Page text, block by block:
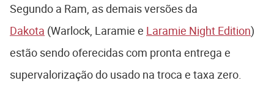
Segundo a Ram, as demais versões da
Dakota (Warlock, Laramie e Laramie Night Edition)
estão sendo oferecidas com pronta entrega e
supervalorização do usado na troca e taxa zero.